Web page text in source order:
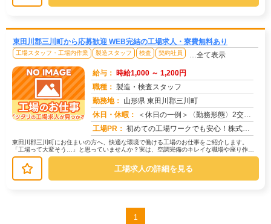
東田川郡三川町から応募歓迎 WEB完結の工場求人・寮費無料あり
工場スタッフ・工場内作業 製造スタッフ 検査 契約社員 …全て表示
給与： 時給1,000 ～ 1,200円
職種： 製造・検査スタッフ
勤務地： 山形県 東田川郡三川町
休日・休暇：
＜休日の一例＞〈勤務形態〉2交替〈休日〉土日★ＧＷ・夏季・冬季・年末年始休暇あり★有給休暇あり※配属先により休日・...
工場PR： 初めての工場ワークでも安心！株式会社京栄センターなら、全国各地の豊富なお仕事の中から、あなたにぴったりの環境が見つ...
東田川郡三川町にお住まいの方へ、快適な環境で働ける工場のお仕事をご紹介します。
「工場って大変そう…」と思っていませんか？実は、空調完備のキレイな職場や座り作業
中心のお仕事もたくさんあります。【た...
工場求人の詳細を見る
1